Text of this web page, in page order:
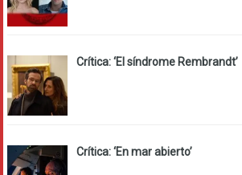
Crítica: ‘El síndrome Rembrandt’
Crítica: ‘En mar abierto’